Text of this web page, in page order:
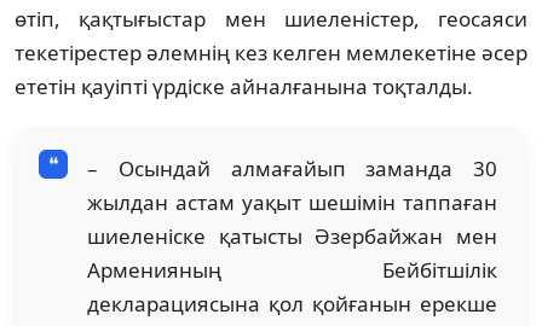
өтіп, қақтығыстар мен шиеленістер, геосаяси
текетірестер әлемнің кез келген мемлекетіне әсер
ететін қауіпті үрдіске айналғанына тоқталды.
– Осындай алмағайып заманда 30
жылдан астам уақыт шешімін таппаған
шиеленіске қатысты Әзербайжан мен
Арменияның Бейбітшілік
декларациясына қол қойғанын ерекше